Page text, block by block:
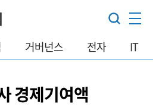
거버넌스 전자 IT
경제기여액